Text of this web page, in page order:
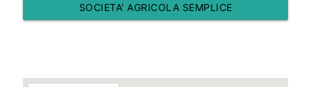
SOCIETA' AGRICOLA SEMPLICE